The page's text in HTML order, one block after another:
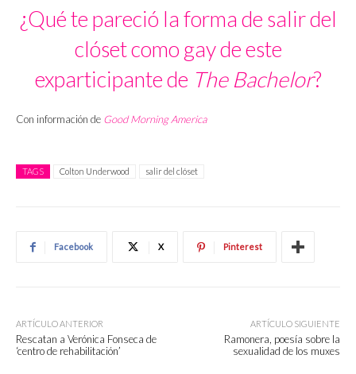
¿Qué te pareció la forma de salir del
clóset como gay de este
exparticipante de The Bachelor?
Con información de Good Morning America
TAGS Colton Underwood salir del clóset
Facebook X Pinterest
ARTÍCULO ANTERIOR
Rescatan a Verónica Fonseca de
‘centro de rehabilitación’
ARTÍCULO SIGUIENTE
Ramonera, poesía sobre la
sexualidad de los muxes